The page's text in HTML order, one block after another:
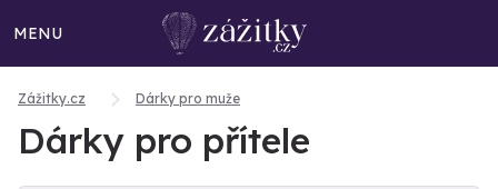
MENU
Zážitky.cz Dárky pro muže
Dárky pro přítele